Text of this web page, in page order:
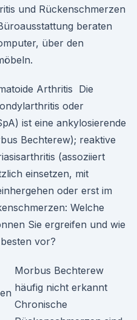
und Rückenschmerzen
beraten
über den
Arthritis Die
oder
ist eine ankylosierende
Bechterew); reaktive
(assoziiert
einsetzen, mit
oder erst im
Welche
Sie ergreifen und wie
vor?
Morbus Bechterew
häufig nicht erkannt
Chronische